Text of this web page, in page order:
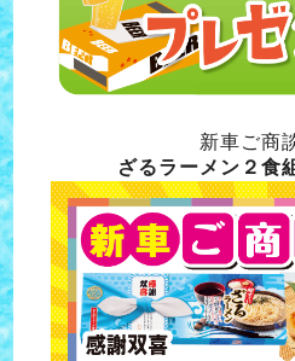
新車ご商
ざるラーメン２食